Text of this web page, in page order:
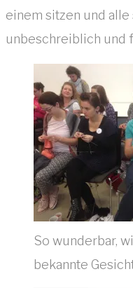
einem sitzen und
unbeschreiblich und
So wunderbar,
bekannte